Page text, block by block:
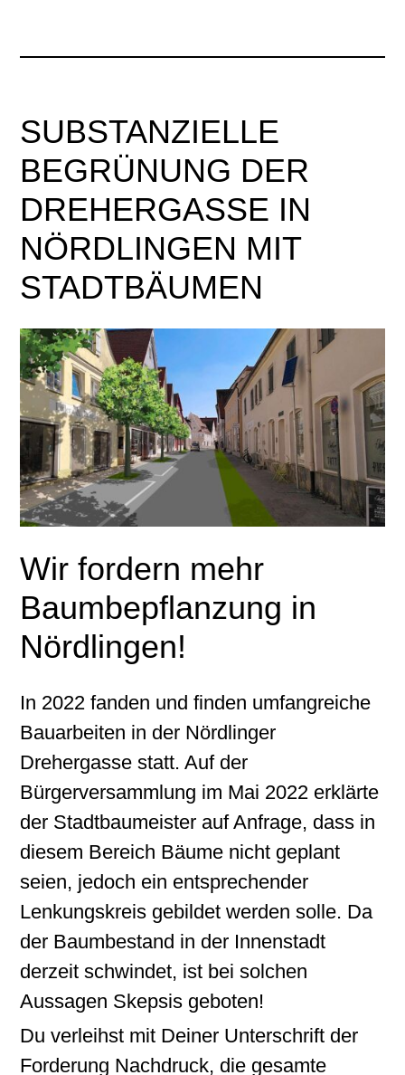
SUBSTANZIELLE
BEGRÜNUNG DER
DREHERGASSE IN
NÖRDLINGEN MIT
STADTBÄUMEN
Wir fordern mehr
Baumbepflanzung in
Nördlingen!
In 2022 fanden und finden umfangreiche
Bauarbeiten in der Nördlinger
Drehergasse statt. Auf der
Bürgerversammlung im Mai 2022 erklärte
der Stadtbaumeister auf Anfrage, dass in
diesem Bereich Bäume nicht geplant
seien, jedoch ein entsprechender
Lenkungskreis gebildet werden solle. Da
der Baumbestand in der Innenstadt
derzeit schwindet, ist bei solchen
Aussagen Skepsis geboten!
Du verleihst mit Deiner Unterschrift der
Forderung Nachdruck, die gesamte